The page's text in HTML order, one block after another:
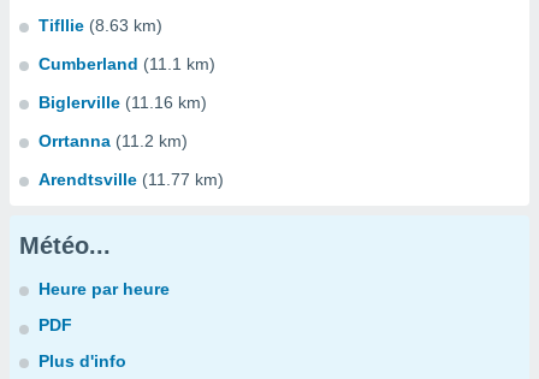
Tifllie (8.63 km)
Cumberland (11.1 km)
Biglerville (11.16 km)
Orrtanna (11.2 km)
Arendtsville (11.77 km)
Météo...
Heure par heure
PDF
Plus d'info